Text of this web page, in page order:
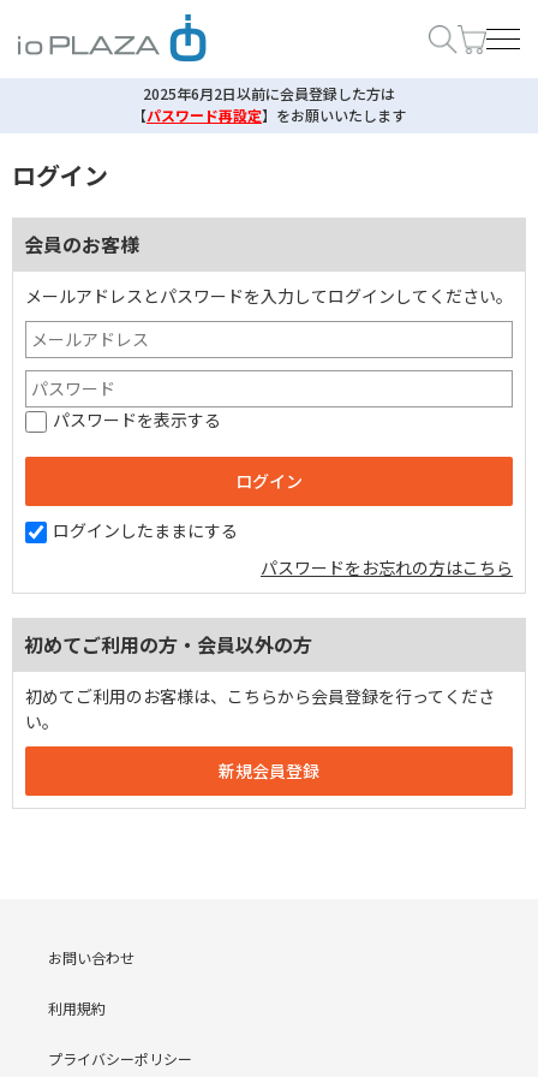
2025年6月2日以前に会員登録した方は
【パスワード再設定】 をお願いいたします
ログイン
会員のお客様
メールアドレスとパスワードを入力してログインしてください。
パスワードを表示する
ログインしたままにする
パスワードをお忘れの方はこちら
初めてご利用の方・会員以外の方
初めてご利用のお客様は、こちらから会員登録を行ってくださ
い。
お問い合わせ
利用規約
プライバシーポリシー